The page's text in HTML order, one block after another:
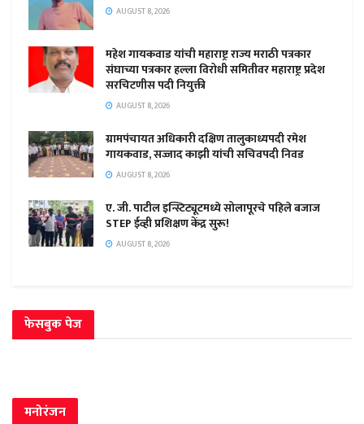
AUGUST 8, 2026
महेश गायकवाड यांची महाराष्ट्र राज्य मराठी पत्रकार
संघाच्या पत्रकार हल्ला विरोधी समितीवर महाराष्ट्र प्रदेश
सरचिटणीस पदी नियुक्ती
AUGUST 8, 2026
ग्रामपंचायत अधिकारी दक्षिण तालुकाध्यपदी रमेश
गायकवाड, सज्जाद काझी यांची सचिवपदी निवड
AUGUST 8, 2026
ए. जी. पाटील इन्स्टिट्यूटमध्ये सोलापूरचे पहिले बजाज
STEP ईव्ही प्रशिक्षण केंद्र सुरू!
AUGUST 8, 2026
फेसबुक पेज
मनोरंजन